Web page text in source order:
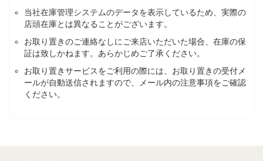
当社在庫管理システムのデータを表示しているため、実際の
店頭在庫とは異なることがございます。
お取り置きのご連絡なしにご来店いただいた場合、在庫の保
証は致しかねます。あらかじめご了承ください。
お取り置きサービスをご利用の際には、お取り置きの受付メ
ールが自動送信されますので、メール内の注意事項をご確認
ください。